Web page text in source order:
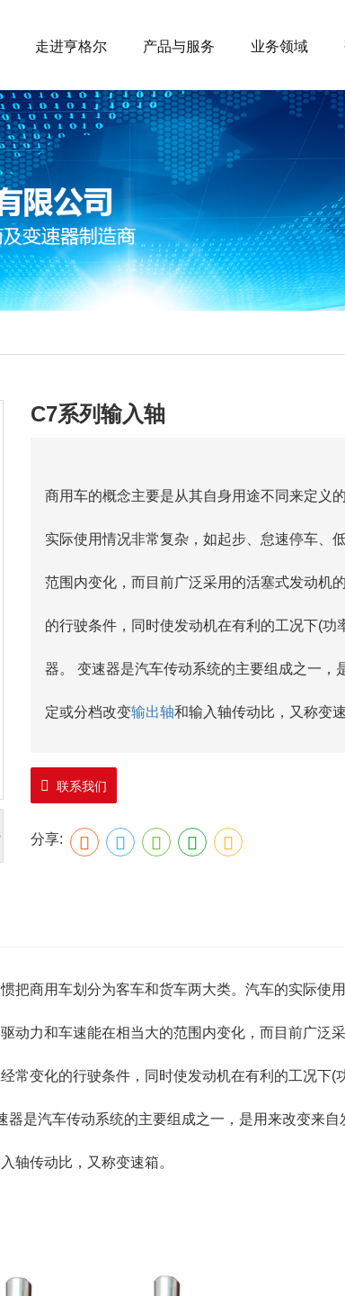
走进亨格尔 产品与服务 业务领域
C7系列输入轴
商用车的概念主要是从其自身用途不同来定义
实际使用情况非常复杂，如起步、怠速停车、
范围内变化，而目前广泛采用的活塞式发动机
的行驶条件，同时使发动机在有利的工况下(
器。 变速器是汽车传动系统的主要组成之一
定或分档改变输出轴和输入轴传动比，又称变
联系我们
分享:
把商用车划分为客车和货车两大类。汽车的实际使
动力和车速能在相当大的范围内变化，而目前广泛
常变化的行驶条件，同时使发动机在有利的工况下(
是汽车传动系统的主要组成之一，是用来改变来自
轴传动比，又称变速箱。